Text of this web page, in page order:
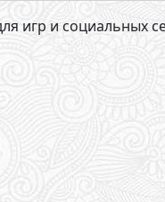
игр и социальных